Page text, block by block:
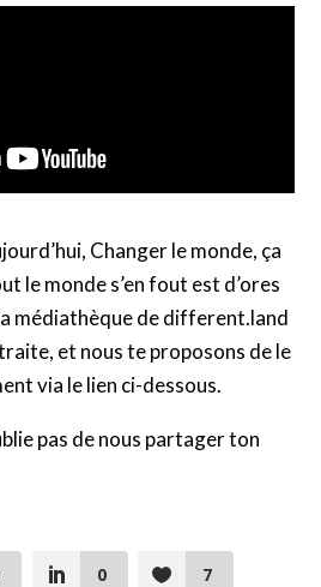
Changer le monde, ça
le monde s’en fout est d’ores
médiathèque de different.land
et nous te proposons de le
via le lien ci-dessous.
pas de nous partager ton
0 7